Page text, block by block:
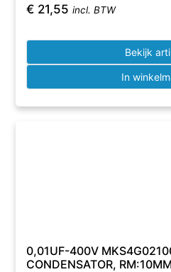
€ 21,55 incl. BTW
Bekijk
In
0,01UF-400V
CONDENSATOR,